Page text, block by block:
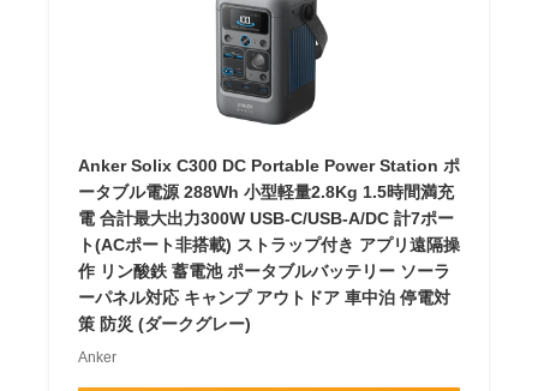
Anker Solix C300 DC Portable Power Station ポ
ータブル電源 288Wh 小型軽量2.8Kg 1.5時間満充
電 合計最大出力300W USB-C/USB-A/DC 計7ポー
ト(ACポート非搭載) ストラップ付き アプリ遠隔操
作 リン酸鉄 蓄電池 ポータブルバッテリー ソーラ
ーパネル対応 キャンプ アウトドア 車中泊 停電対
策 防災 (ダークグレー)
Anker